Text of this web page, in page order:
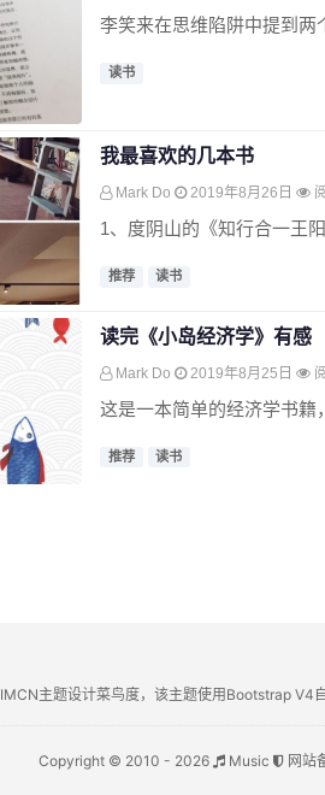
李笑来在思维陷阱中提到两
读书
我最喜欢的几本书
Mark Do 2019年8月26日
1、度阴山的《知行合一王
推荐 读书
读完《小岛经济学》有感
Mark Do 2019年8月25日
这是一本简单的经济学书籍
推荐 读书
IMCN主题设计菜鸟度，该主题使用Bootstrap V4
Copyright © 2010 - 2026 Music 网站